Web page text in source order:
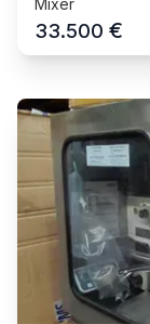
33.500 €